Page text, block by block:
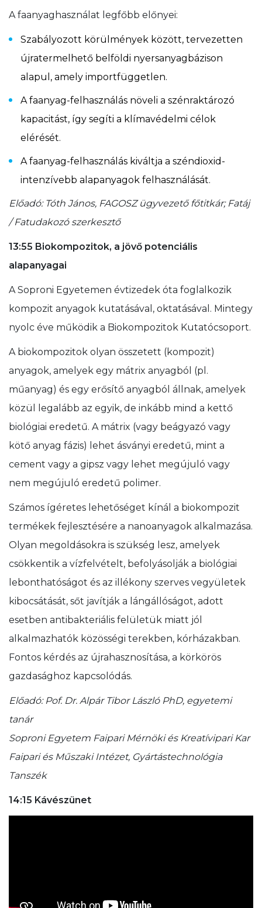
A faanyaghasználat legfőbb előnyei:
Szabályozott körülmények között, tervezetten
újratermelhető belföldi nyersanyagbázison
alapul, amely importfüggetlen.
A faanyag-felhasználás növeli a szénraktározó
kapacitást, így segíti a klímavédelmi célok
elérését.
A faanyag-felhasználás kiváltja a széndioxid-
intenzívebb alapanyagok felhasználását.
Előadó: Tóth János, FAGOSZ ügyvezető főtitkár; Fatáj
/ Fatudakozó szerkesztő
13:55 Biokompozitok, a jövő potenciális
alapanyagai
A Soproni Egyetemen évtizedek óta foglalkozik
kompozit anyagok kutatásával, oktatásával. Mintegy
nyolc éve működik a Biokompozitok Kutatócsoport.
A biokompozitok olyan összetett (kompozit)
anyagok, amelyek egy mátrix anyagból (pl.
műanyag) és egy erősítő anyagból állnak, amelyek
közül legalább az egyik, de inkább mind a kettő
biológiai eredetű. A mátrix (vagy beágyazó vagy
kötő anyag fázis) lehet ásványi eredetű, mint a
cement vagy a gipsz vagy lehet megújuló vagy
nem megújuló eredetű polimer.
Számos ígéretes lehetőséget kínál a biokompozit
termékek fejlesztésére a nanoanyagok alkalmazása.
Olyan megoldásokra is szükség lesz, amelyek
csökkentik a vízfelvételt, befolyásolják a biológiai
lebonthatóságot és az illékony szerves vegyületek
kibocsátását, sőt javítják a lángállóságot, adott
esetben antibakteriális felületük miatt jól
alkalmazhatók közösségi terekben, kórházakban.
Fontos kérdés az újrahasznosítása, a körkörös
gazdasághoz kapcsolódás.
Előadó: Pof. Dr. Alpár Tibor László PhD, egyetemi
tanár
Soproni Egyetem Faipari Mérnöki és Kreatívipari Kar
Faipari és Műszaki Intézet, Gyártástechnológia
Tanszék
14:15 Kávészünet